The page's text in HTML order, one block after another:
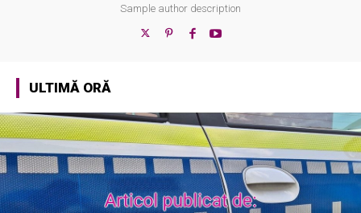
Sample author description
ULTIMĂ ORĂ